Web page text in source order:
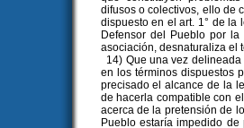
difusos o colectivos, ello de
dispuesto en el art. 1° de la
Defensor del Pueblo por
asociación, desnaturaliza el
14) Que una vez
en los términos dispuestos
precisado el alcance de la
de hacerla compatible con
acerca de la pretensión de
Pueblo estaría impedido